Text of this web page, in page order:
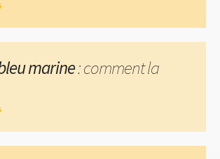
marine: comment la